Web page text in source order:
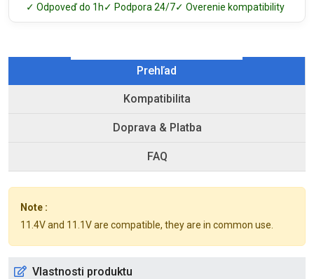
✓ Odpoveď do 1h✓ Podpora 24/7✓ Overenie kompatibility
Prehľad
Kompatibilita
Doprava & Platba
FAQ
Note :
11.4V and 11.1V are compatible, they are in common use.
Vlastnosti produktu